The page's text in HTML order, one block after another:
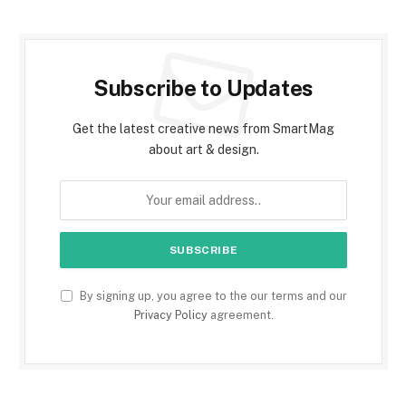
Subscribe to Updates
Get the latest creative news from SmartMag
about art & design.
By signing up, you agree to the our terms and our
Privacy Policyagreement.